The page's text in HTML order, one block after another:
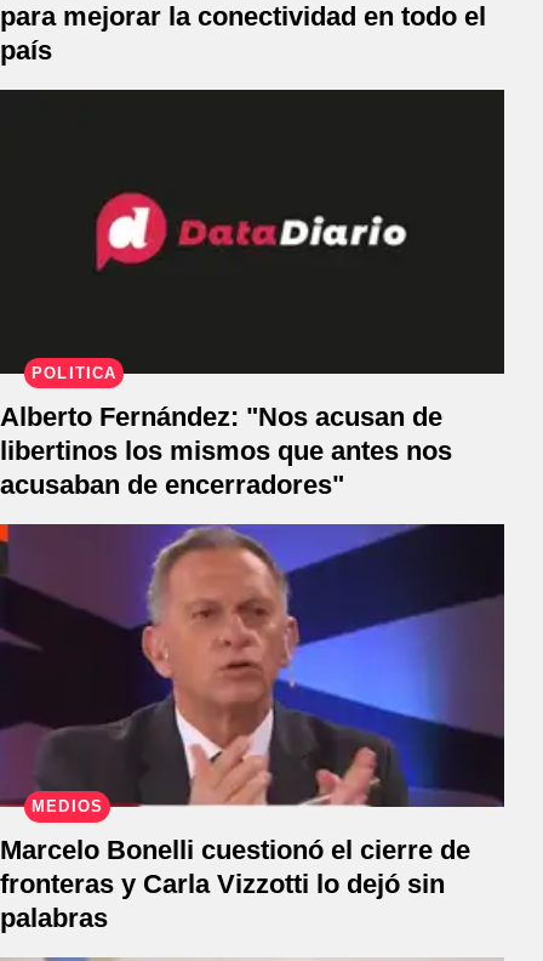
para mejorar la conectividad en todo el
país
POLÍTICA
Alberto Fernández: "Nos acusan de
libertinos los mismos que antes nos
acusaban de encerradores"
MEDIOS
Marcelo Bonelli cuestionó el cierre de
fronteras y Carla Vizzotti lo dejó sin
palabras